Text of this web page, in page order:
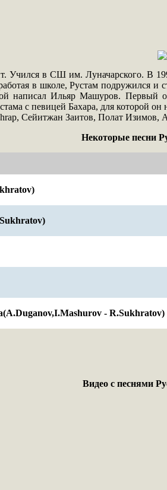
Учился в СШ им. Луначарского. В
в школе, Рустам подружился и
написал Ильяр Машуров.
с певицей Бахара, для которой
Сейитжан Заитов, Полат
Некоторые песни
- R.Sukhratov)
Видео с песнями